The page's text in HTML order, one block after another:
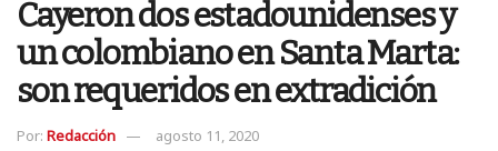
Cayeron dos estadounidenses y
un colombiano en Santa Marta:
son requeridos en extradición
Por: Redacción agosto 11, 2020